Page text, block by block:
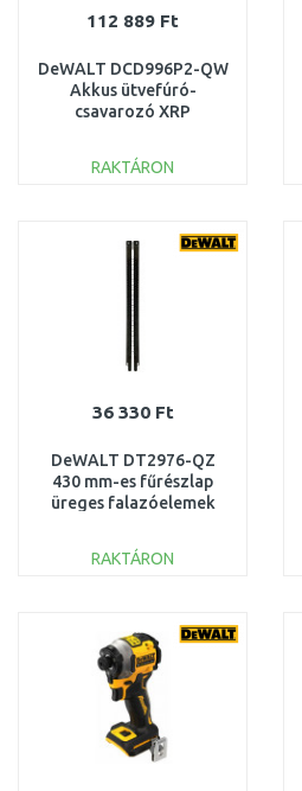
112 889 Ft
DeWALT DCD996P2-QW
Akkus ütvefúró-
csavarozó XRP
Tstak
RAKTÁRON
Összehasonlítás
36 330 Ft
DeWALT DT2976-QZ
430 mm-es fűrészlap
üreges falazóelemek
fűrészekhez
RAKTÁRON
Összehasonlítás